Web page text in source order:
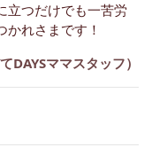
立つだけでも一苦労
れさまです！
DAYSママスタッフ）